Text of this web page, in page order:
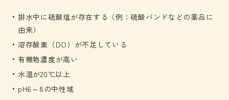
排水中に硫酸塩が存在する（例：硫酸バンドなどの薬品に
由来）
溶存酸素（DO）が不足している
有機物濃度が高い
水温が20℃以上
pH6～8の中性域